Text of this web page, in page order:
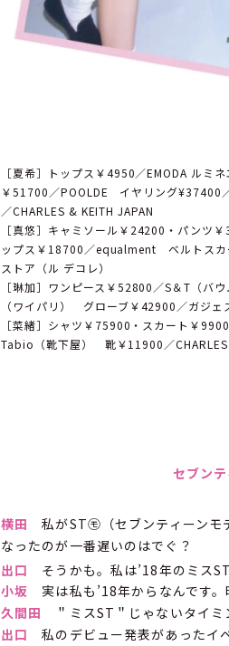
［夏希］トップス￥4950／EMODA ルミ
￥51700／POOLDE イヤリング
／CHARLES & KEITH JAPAN
［真悠］キャミソール￥24200・パン
ップス￥18700／equalment ベルトス
ストア（ル デコレ）
［琳加］ワンピース￥52800／S＆T（
（ワイパリ） グローブ￥42900／ガジ
［菜緒］シャツ￥75900・スカート￥
Tabio（靴下屋） 靴￥11900／CHARLES
セブン
横田
私がST㋲（セブンティーンモ
なったのが一番遅いのはでぐ？
出口
そうかも。私は’18年のミス
小坂 実は私も’18年からなんです。
久間田
＂ミスST＂じゃないタイミ
出口
私のデビュー発表があったイ